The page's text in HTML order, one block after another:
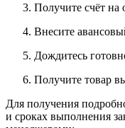
Получите счёт на
Внесите
Дождитесь
Получите товар
Для получения
и сроках выполнения